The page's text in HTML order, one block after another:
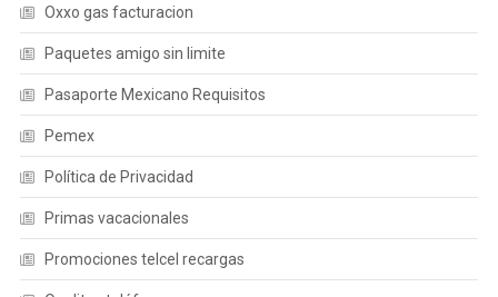
Oxxo gas facturacion
Paquetes amigo sin limite
Pasaporte Mexicano Requisitos
Pemex
Política de Privacidad
Primas vacacionales
Promociones telcel recargas